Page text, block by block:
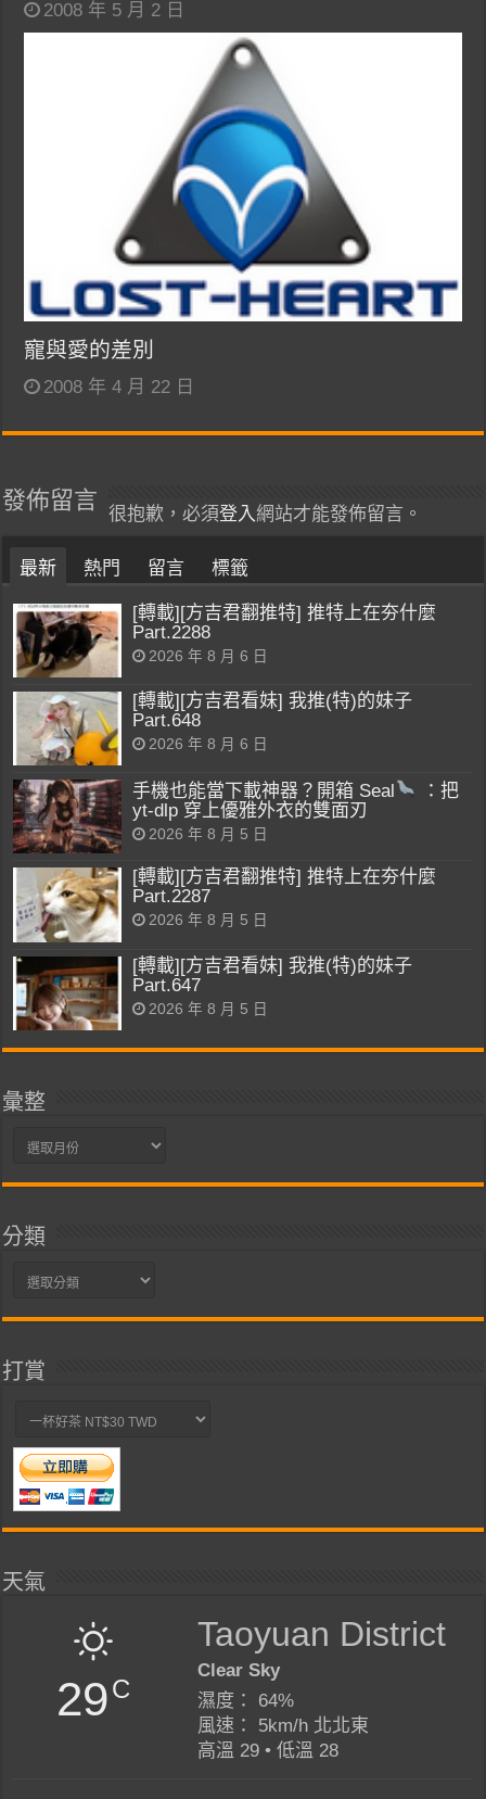
2008 年 5 月 2 日
寵與愛的差別
2008 年 4 月 22 日
發佈留言
很抱歉，必須登入網站才能發佈留言。
最新 熱門 留言 標籤
[轉載][方吉君翻推特] 推特上在夯什麼
Part.2288
2026 年 8 月 6 日
[轉載][方吉君看妹] 我推(特)的妹子
Part.648
2026 年 8 月 6 日
手機也能當下載神器？開箱 Seal
：把
yt-dlp 穿上優雅外衣的雙面刃
2026 年 8 月 5 日
[轉載][方吉君翻推特] 推特上在夯什麼
Part.2287
2026 年 8 月 5 日
[轉載][方吉君看妹] 我推(特)的妹子
Part.647
2026 年 8 月 5 日
彙整
彙
分類
分
打賞
天氣
29C
Taoyuan District
Clear Sky
濕度： 64%
風速： 5km/h 北北東
高溫 29 • 低溫 28